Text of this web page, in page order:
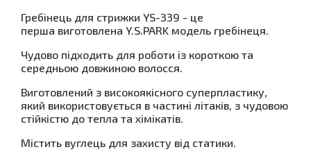
Гребінець для стрижки YS-339 - це
перша виготовлена Y.S.PARK модель гребінеця.
Чудово підходить для роботи із короткою та
середньою довжиною волосся.
Виготовлений з високоякісного суперпластику,
який використовується в частині літаків, з чудовою
стійкістю до тепла та хімікатів.
Містить вуглець для захисту від статики.